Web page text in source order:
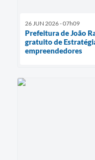
26 JUN 2026 - 07h09
Prefeitura de João
gratuito de
empreendedores